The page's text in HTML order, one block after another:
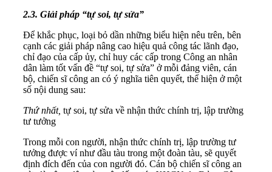
2.3. Giải pháp “tự soi, tự sửa”
Để khắc phục, loại bỏ dần những biểu hiện nêu trên, bên
cạnh các giải pháp nâng cao hiệu quả công tác lãnh đạo,
chỉ đạo của cấp ủy, chỉ huy các cấp trong Công an nhân
dân làm tốt vấn đề “tự soi, tự sửa” ở mỗi đảng viên, cán
bộ, chiến sĩ công an có ý nghĩa tiên quyết, thể hiện ở một
số nội dung sau:
Thứ nhất, tự soi, tự sửa về nhận thức chính trị, lập trường
tư tưởng
Trong mỗi con người, nhận thức chính trị, lập trường tư
tưởng được ví như đầu tàu trong một đoàn tàu, sẽ quyết
định đích đến của con người đó. Cán bộ chiến sĩ công an